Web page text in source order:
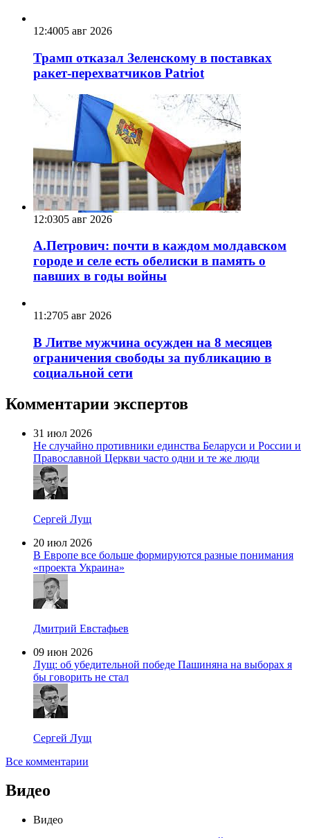
12:4005 авг 2026
Трамп отказал Зеленскому в поставках
ракет-перехватчиков Patriot
12:0305 авг 2026
А.Петрович: почти в каждом молдавском
городе и селе есть обелиски в память о
павших в годы войны
11:2705 авг 2026
В Литве мужчина осужден на 8 месяцев
ограничения свободы за публикацию в
социальной сети
Комментарии экспертов
31 июл 2026
Не случайно противники единства Беларуси и России и
Православной Церкви часто одни и те же люди
Сергей Лущ
20 июл 2026
В Европе все больше формируются разные понимания
«проекта Украина»
Дмитрий Евстафьев
09 июн 2026
Лущ: об убедительной победе Пашиняна на выборах я
бы говорить не стал
Сергей Лущ
Все комментарии
Видео
Видео